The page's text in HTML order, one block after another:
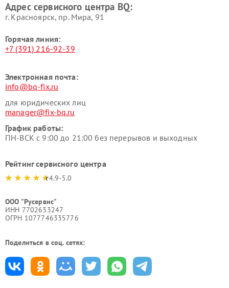
Адрес сервисного центра BQ:
г. Красноярск, ​пр. Мира, 91
Горячая линия:
+7 (391) 216-92-39
Электронная почта:
info@bq-fix.ru
для юридических лиц
manager@fix-bq.ru
График работы:
ПН-ВСК с 9:00 до 21:00 без перерывов и выходных
Рейтинг сервисного центра
4.9-5.0
ООО "Русервис"
ИНН 7702633247
ОГРН 1077746335776
Поделиться в соц. сетях: